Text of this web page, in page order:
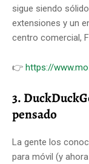
sigue siendo
extensiones y un
centro comercial,
👉 https://
3.
pensado
La gente los
para móvil (y